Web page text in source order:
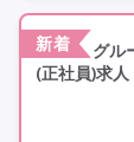
新着
グル
(正社員)求人